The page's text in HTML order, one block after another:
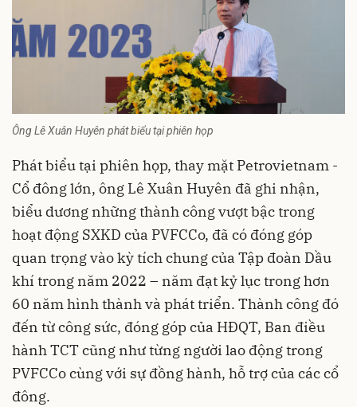
Ông Lê Xuân Huyên phát biểu tại phiên họp
Phát biểu tại phiên họp, thay mặt Petrovietnam -
Cổ đông lớn, ông Lê Xuân Huyên đã ghi nhận,
biểu dương những thành công vượt bậc trong
hoạt động SXKD của PVFCCo, đã có đóng góp
quan trọng vào kỳ tích chung của Tập đoàn Dầu
khí trong năm 2022 – năm đạt kỷ lục trong hơn
60 năm hình thành và phát triển. Thành công đó
đến từ công sức, đóng góp của HĐQT, Ban điều
hành TCT cũng như từng người lao động trong
PVFCCo cùng với sự đồng hành, hỗ trợ của các cổ
đông.